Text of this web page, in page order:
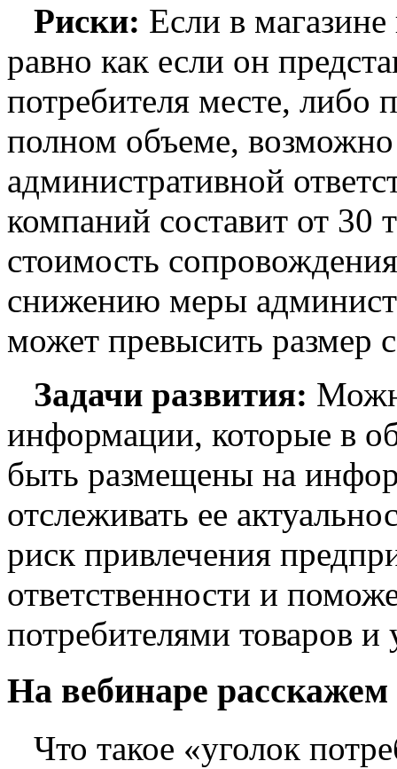
Риски: Если в
равно как если он
потребителя месте, либо
полном объеме,
административной
компаний составит от 30
стоимость
снижению меры
может превысить размер
Задачи развития:
информации, которые в
быть размещены на
отслеживать ее
риск привлечения
ответственности и
потребителями товаров и
На вебинаре расскажем
Что такое «уголок